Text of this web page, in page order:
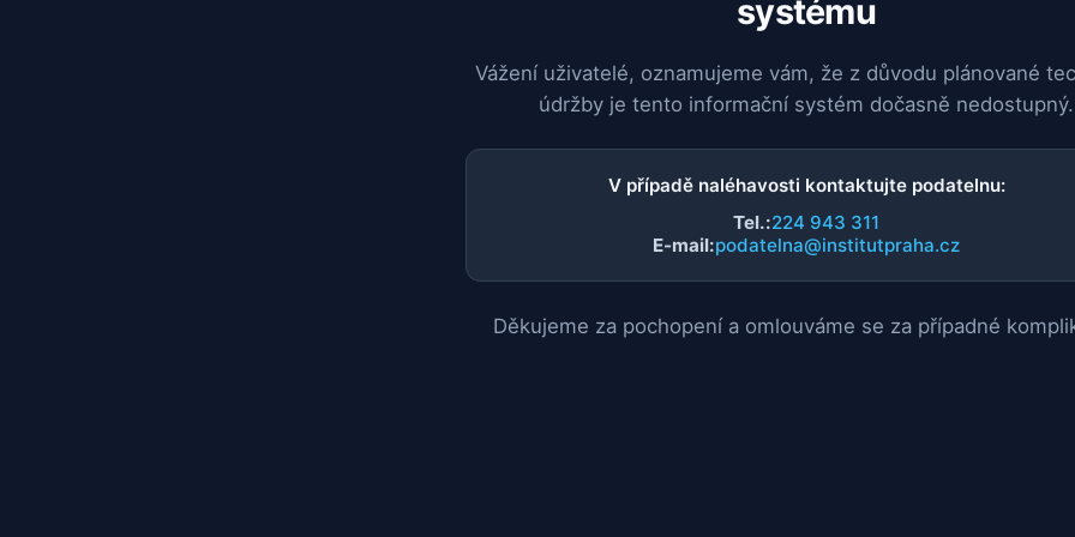
systému
Vážení uživatelé, oznamujeme vám, že z důvodu plánované
údržby je tento informační systém dočasně nedostupný.
V případě naléhavosti kontaktujte podatelnu:
Tel.:224 943 311
E-mail:podatelna@institutpraha.cz
Děkujeme za pochopení a omlouváme se za případné